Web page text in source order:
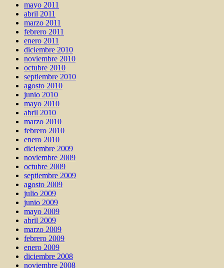
mayo 2011
abril 2011
marzo 2011
febrero 2011
enero 2011
diciembre 2010
noviembre 2010
octubre 2010
septiembre 2010
agosto 2010
junio 2010
mayo 2010
abril 2010
marzo 2010
febrero 2010
enero 2010
diciembre 2009
noviembre 2009
octubre 2009
septiembre 2009
agosto 2009
julio 2009
junio 2009
mayo 2009
abril 2009
marzo 2009
febrero 2009
enero 2009
diciembre 2008
noviembre 2008